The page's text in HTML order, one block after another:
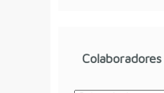
Colaboradores